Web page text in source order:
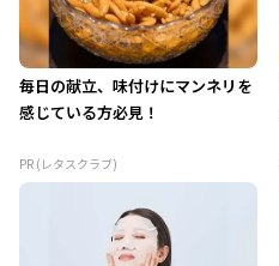
毎日の献立、味付けにマンネリを
感じている方必見！
PR (レタスクラブ)